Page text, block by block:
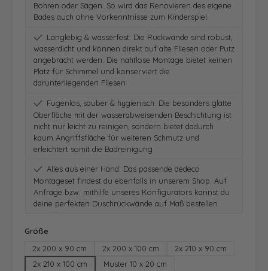
Bohren oder Sägen. So wird das Renovieren des eigene
Bades auch ohne Vorkenntnisse zum Kinderspiel.
Langlebig & wasserfest: Die Rückwände sind robust,
wasserdicht und können direkt auf alte Fliesen oder Putz
angebracht werden. Die nahtlose Montage bietet keinen
Platz für Schimmel und konserviert die
darunterliegenden Fliesen
Fugenlos, sauber & hygienisch: Die besonders glatte
Oberfläche mit der wasserabweisenden Beschichtung ist
nicht nur leicht zu reinigen, sondern bietet dadurch
kaum Angriffsfläche für weiteren Schmutz und
erleichtert somit die Badreinigung
Alles aus einer Hand: Das passende dedeco
Montageset findest du ebenfalls in unserem Shop. Auf
Anfrage bzw. mithilfe unseres Konfigurators kannst du
deine perfekten Duschrückwände auf Maß bestellen
Größe
2x 200 x 90 cm
2x 200 x 100 cm
2x 210 x 90 cm
2x 210 x 100 cm
Muster 10 x 20 cm